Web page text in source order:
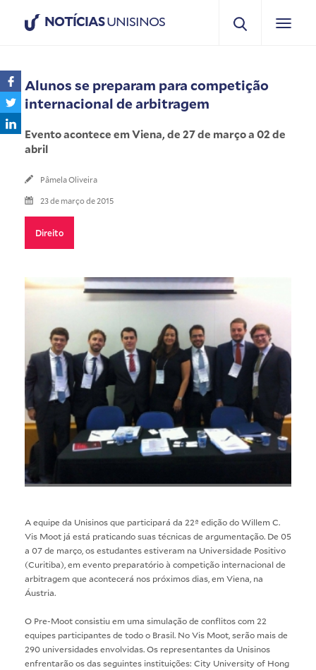
NOTÍCIASUNISINOS
Alunos se preparam para competição
internacional de arbitragem
Evento acontece em Viena, de 27 de março a 02 de
abril
Pâmela Oliveira
23 de março de 2015
Direito
A equipe da Unisinos que participará da 22ª edição do Willem C.
Vis Moot já está praticando suas técnicas de argumentação. De 05
a 07 de março, os estudantes estiveram na Universidade Positivo
(Curitiba), em evento preparatório à competição internacional de
arbitragem que acontecerá nos próximos dias, em Viena, na
Áustria.
O Pre-Moot consistiu em uma simulação de conflitos com 22
equipes participantes de todo o Brasil. No Vis Moot, serão mais de
290 universidades envolvidas. Os representantes da Unisinos
enfrentarão os das seguintes instituições: City University of Hong